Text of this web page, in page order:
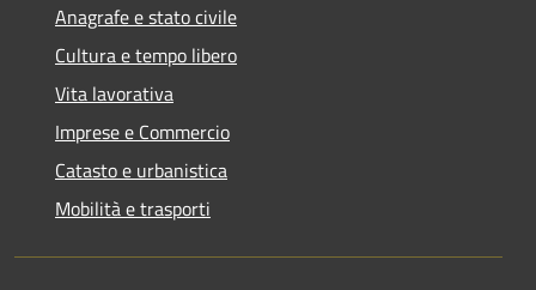
Anagrafe e stato civile
Cultura e tempo libero
Vita lavorativa
Imprese e Commercio
Catasto e urbanistica
Mobilità e trasporti